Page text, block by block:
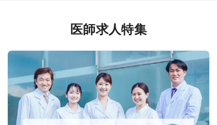
行っ
す。
針の
診察
プ医
医師求人特集